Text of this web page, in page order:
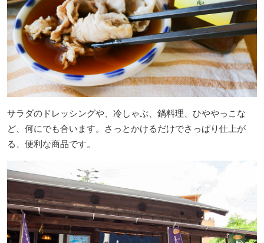
サラダのドレッシングや、冷しゃぶ、鍋料理、ひややっこな
ど、何にでも合います。さっとかけるだけでさっぱり仕上が
る、便利な商品です。